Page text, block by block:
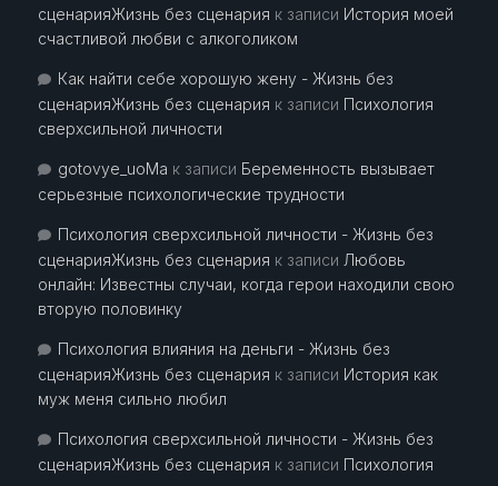
сценарияЖизнь без сценария к записи История моей
счастливой любви с алкоголиком
Как найти себе хорошую жену - Жизнь без
сценарияЖизнь без сценария к записи Психология
сверхсильной личности
gotovye_uoMa к записи Беременность вызывает
серьезные психологические трудности
Психология сверхсильной личности - Жизнь без
сценарияЖизнь без сценария к записи Любовь
онлайн: Известны случаи, когда герои находили свою
вторую половинку
Психология влияния на деньги - Жизнь без
сценарияЖизнь без сценария к записи История как
муж меня сильно любил
Психология сверхсильной личности - Жизнь без
сценарияЖизнь без сценария к записи Психология